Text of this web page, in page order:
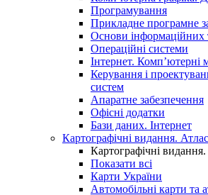
Програмування
Прикладне програмне
Основи інформаційних
Операційні системи
Інтернет. Комп’ютерні
Керування і
систем
Апаратне забезпечення
Офісні додатки
Бази даних. Інтернет
Картографічні видання.
Картографічні
Показати всі
Карти України
Автомобільні карти та